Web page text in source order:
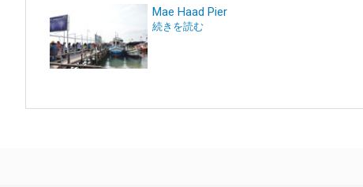
Mae Haad Pier
続きを読む